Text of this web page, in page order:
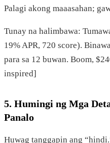
Palagi akong maaasahan;
Tunay na halimbawa:
19% APR, 720 score).
para sa 12 buwan. Boom,
inspired]
5. Humingi ng Mga
Panalo
Huwag tanggapin ang